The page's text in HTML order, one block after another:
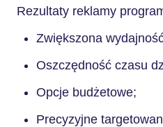
Rezultaty reklamy
Zwiększona
Oszczędność czasu
Opcje budżetowe;
Precyzyjne